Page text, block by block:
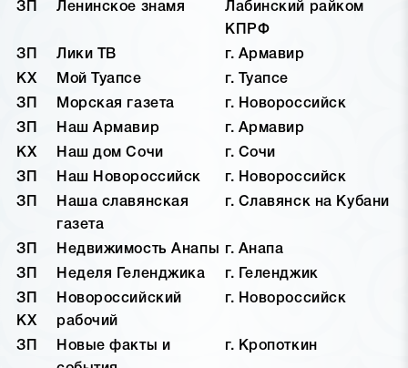
ЗП
Ленинское знамя
Лабинский райком
КПРФ
ЗП
Лики ТВ
г. Армавир
КХ
Мой Туапсе
г. Туапсе
ЗП
Морская газета
г. Новороссийск
ЗП
Наш Армавир
г. Армавир
КХ
Наш дом Сочи
г. Сочи
ЗП
Наш Новороссийск
г. Новороссийск
ЗП
Наша славянская
газета
г. Славянск на Кубани
ЗП Недвижимость Анапы
г. Анапа
ЗП
Неделя Геленджика
г. Геленджик
ЗП
КХ
Новороссийский
рабочий
г. Новороссийск
ЗП
Новые факты и
г. Кропоткин